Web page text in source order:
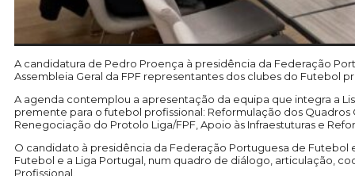
A candidatura de Pedro Proença à presidência da Federação
Assembleia Geral da FPF representantes dos clubes do Futebol
A agenda contemplou a apresentação da equipa que integra a
premente para o futebol profissional: Reformulação dos
Renegociação do Protolo Liga/FPF, Apoio às Infraestuturas e
O candidato à presidência da Federação Portuguesa de
Futebol e a Liga Portugal, num quadro de diálogo, articulação,
Profissional.